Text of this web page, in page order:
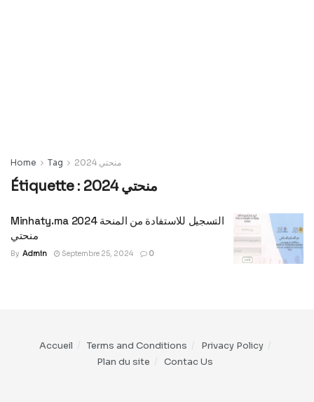
Home Tag منحتي 2024
Étiquette : منحتي 2024
Minhaty.ma 2024 التسجيل للاستفادة من المنحة
منحتي
By Admin Septembre 25, 2024 0
Accueil Terms and Conditions
Privacy Policy
Plan du site
Contac Us